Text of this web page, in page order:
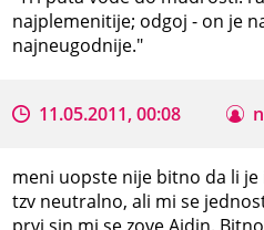
najplemenitije; odgoj - on je
najneugodnije."
11.05.2011, 00:08
meni uopste nije bitno da li
tzv neutralno, ali mi se